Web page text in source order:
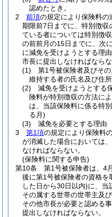
認めたとき。
2
前項の規定により保険料の
期限前7日までに、特別徴
ている者については特別徴
の前前月の15日までに、次
に減免を受けようとする理
市長に提出しなければならな
(1)
第1号被保険者及びそ
維持する者の氏名及び住所
(2)
減免を受けようとする
険料が特別徴収の方法に
は、当該保険料に係る特
る月)
(3)
減免を必要とする理由
3
第1項の規定により保険料
が消滅した場合においては
なければならない。
(保険料に関する申告)
第10条
第1号被保険者は、4
後に第1号被保険者の資格
した日から30日以内)に、当
その属する世帯の世帯主及
その他市長が必要と認める
提出しなければならない。